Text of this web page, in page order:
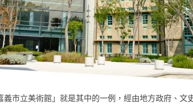
義市立美術館」就是其中的一例，經由地方政府、文